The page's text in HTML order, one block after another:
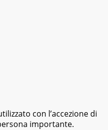
con l’accezione di
importante.